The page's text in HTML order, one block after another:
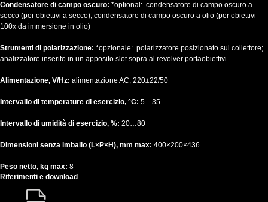
Condensatore di campo oscuro: *optional: condensatore di campo oscuro a
secco (per obiettivi a secco), condensatore di campo oscuro a olio (per obiettivi
100x da immersione in olio)
Strumenti di polarizzazione: *opzionale: polarizzatore posizionato sul collettore;
analizzatore inserito in un apposito slot sopra al revolver portaobiettivi
Alimentazione, V/Hz: alimentazione AC, 220±22/50
Intervallo di temperature di esercizio, °C: 5…35
Intervallo di umidità di esercizio, %: 20…80
Dimensioni senza imballo (L×P×H), mm max: 400×200×436
Peso netto, kg max: 8
Riferimenti e download